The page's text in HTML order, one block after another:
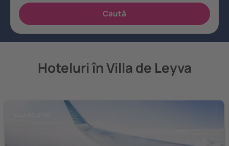
Hoteluri în Villa de Leyva